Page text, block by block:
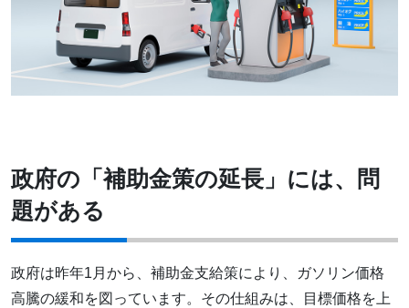
政府の「補助金策の延長」には、問
題がある
政府は昨年1月から、補助金支給策により、ガソリン価格
高騰の緩和を図っています。その仕組みは、目標価格を上